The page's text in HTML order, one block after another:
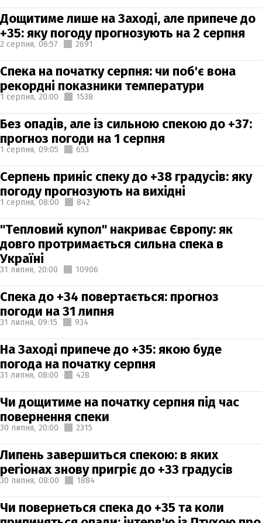
Дощитиме лише на Заході, але припече до
+35: яку погоду прогнозують на 2 серпня
2 серпня, 06:57 2691
Спека на початку серпня: чи поб'є вона
рекордні показники температури
1 серпня, 20:00 1538
Без опадів, але із сильною спекою до +37:
прогноз погоди на 1 серпня
1 серпня, 09:05 653
Серпень приніс спеку до +38 градусів: яку
погоду прогнозують на вихідні
1 серпня, 08:00 842
"Тепловий купол" накриває Європу: як
довго протримається сильна спека в
Україні
31 липня, 20:00 10906
Спека до +34 повертається: прогноз
погоди на 31 липня
31 липня, 09:15 934
На Заході припече до +35: якою буде
погода на початку серпня
31 липня, 08:00 428
Чи дощитиме на початку серпня під час
повернення спеки
30 липня, 20:00 2315
Липень завершиться спекою: в яких
регіонах знову пригріє до +33 градусів
30 липня, 08:00 1884
Чи повернеться спека до +35 та коли